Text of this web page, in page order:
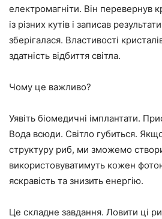
електромагніти. Він перевернув
із різних кутів і записав
зберігалася. Властивості
здатність відбиття світла.
Чому це важливо?
Уявіть біомедичні імплантати.
Вода всюди. Світло губиться.
структуру риб, ми зможемо
використовуватимуть кожен
яскравість та знизить енергію.
Це складне завдання. Ловити ці